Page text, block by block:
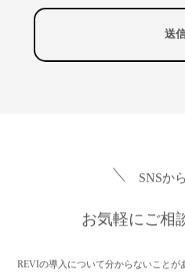
SNSか
お気軽にご相
REVIの導入について分からないこと